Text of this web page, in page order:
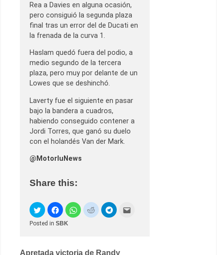
Rea a Davies en alguna ocasión,
pero consiguió la segunda plaza
final tras un error del de Ducati en
la frenada de la curva 1.
Haslam quedó fuera del podio, a
medio segundo de la tercera
plaza, pero muy por delante de un
Lowes que se deshinchó.
Laverty fue el siguiente en pasar
bajo la bandera a cuadros,
habiendo conseguido contener a
Jordi Torres, que ganó su duelo
con el holandés Van der Mark.
@MotorluNews
Share this:
Posted in SBK
Apretada victoria de Randy